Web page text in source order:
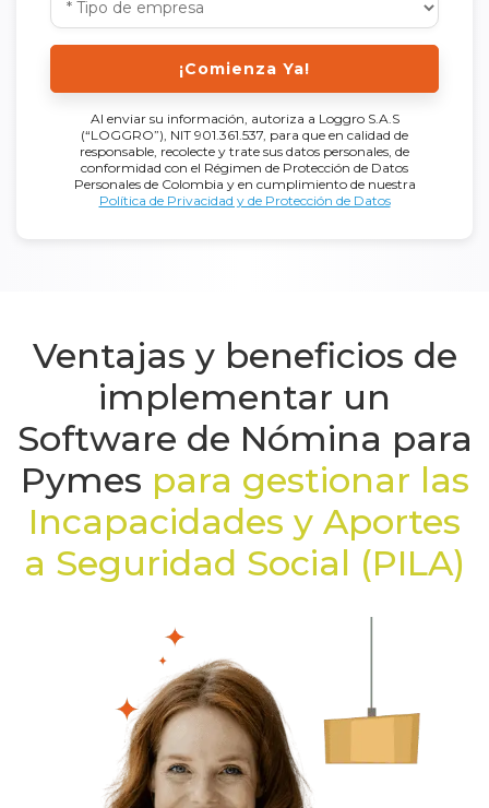
¡Comienza Ya!
Al enviar su información, autoriza a Loggro S.A.S
(“LOGGRO”), NIT 901.361.537, para que en calidad de
responsable, recolecte y trate sus datos personales, de
conformidad con el Régimen de Protección de Datos
Personales de Colombia y en cumplimiento de nuestra
Política de Privacidad y de Protección de Datos
Ventajas y beneficios de
implementar un
Software de Nómina para
Pymes para gestionar las
Incapacidades y Aportes
a Seguridad Social (PILA)